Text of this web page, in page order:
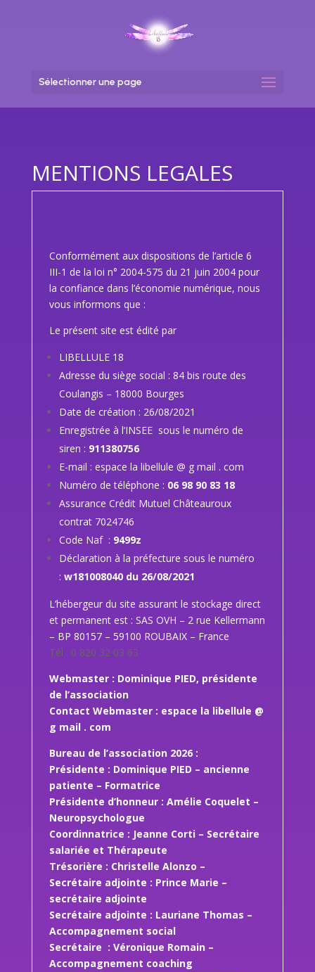
Sélectionner une page
MENTIONS LEGALES
Conformément aux dispositions de l’article 6
III-1 de la loi n° 2004-575 du 21 juin 2004 pour
la confiance dans l’économie numérique, nous
vous informons que :
Le présent site est édité par
LIBELLULE 18
Adresse du siège social : 84 bis route des
Coulangis – 18000 Bourges
Date de création : 26/08/2021
Enregistrée à l’INSEE sous le numéro de
siren : 911380756
E-mail : espace la libellule @ g mail . com
Numéro de téléphone : 06 98 90 83 18
Assurance Crédit Mutuel Châteauroux
contrat 7024746
Code Naf : 9499z
Déclaration à la préfecture sous le numéro
: w181008040 du 26/08/2021
L’hébergeur du site assurant le stockage direct
et permanent est : SAS OVH – 2 rue Kellermann
– BP 80157 – 59100 ROUBAIX – France
Tél : 0 820 32 03 63
Webmaster : Dominique PIED, présidente
de l’association
Contact Webmaster : espace la libellule @
g mail . com
Bureau de l’association 2026 :
Présidente : Dominique PIED – ancienne
patiente – Formatrice
Présidente d’honneur : Amélie Coquelet –
Neuropsychologue
Coordinnatrice : Jeanne Corti – Secrétaire
salariée et Thérapeute
Trésorière : Christelle Alonzo –
Secrétaire adjointe : Prince Marie –
secrétaire adjointe
Secrétaire adjointe : Lauriane Thomas –
Accompagnement social
Secrétaire : Véronique Romain –
Accompagnement coaching